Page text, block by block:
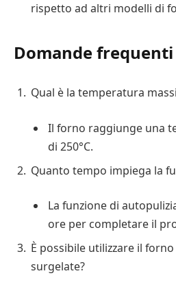
rispetto ad altri modelli di
Domande frequenti
Qual è la temperatura
Il forno raggiunge una
di 250°C.
Quanto tempo impiega la
La funzione di
ore per completare il
È possibile utilizzare il
surgelate?